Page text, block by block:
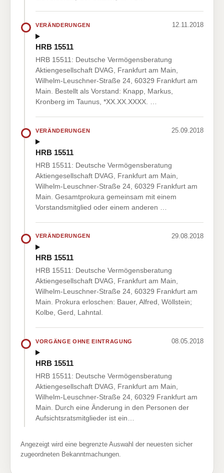
VERÄNDERUNGEN 12.11.2018
HRB 15511
HRB 15511: Deutsche Vermögensberatung
Aktiengesellschaft DVAG, Frankfurt am Main,
Wilhelm-Leuschner-Straße 24, 60329 Frankfurt am
Main. Bestellt als Vorstand: Knapp, Markus,
Kronberg im Taunus, *XX.XX.XXXX. …
VERÄNDERUNGEN 25.09.2018
HRB 15511
HRB 15511: Deutsche Vermögensberatung
Aktiengesellschaft DVAG, Frankfurt am Main,
Wilhelm-Leuschner-Straße 24, 60329 Frankfurt am
Main. Gesamtprokura gemeinsam mit einem
Vorstandsmitglied oder einem anderen …
VERÄNDERUNGEN 29.08.2018
HRB 15511
HRB 15511: Deutsche Vermögensberatung
Aktiengesellschaft DVAG, Frankfurt am Main,
Wilhelm-Leuschner-Straße 24, 60329 Frankfurt am
Main. Prokura erloschen: Bauer, Alfred, Wöllstein;
Kolbe, Gerd, Lahntal.
VORGÄNGE OHNE EINTRAGUNG 08.05.2018
HRB 15511
HRB 15511: Deutsche Vermögensberatung
Aktiengesellschaft DVAG, Frankfurt am Main,
Wilhelm-Leuschner-Straße 24, 60329 Frankfurt am
Main. Durch eine Änderung in den Personen der
Aufsichtsratsmitglieder ist ein…
Angezeigt wird eine begrenzte Auswahl der neuesten sicher
zugeordneten Bekanntmachungen.